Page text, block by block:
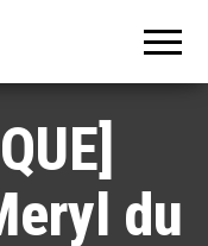
du